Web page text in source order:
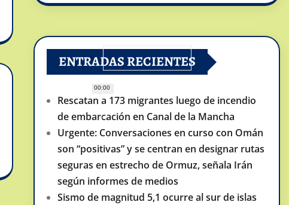
00:00
ENTRADAS RECIENTES
Rescatan a 173 migrantes luego de incendio
de embarcación en Canal de la Mancha
Urgente: Conversaciones en curso con Omán
son “positivas” y se centran en designar rutas
seguras en estrecho de Ormuz, señala Irán
según informes de medios
Sismo de magnitud 5,1 ocurre al sur de islas